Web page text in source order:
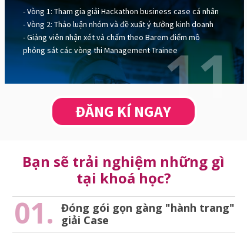
- Vòng 1: Tham gia giải Hackathon business case cá nhân
- Vòng 2: Thảo luận nhóm và đề xuất ý tưởng kinh doanh
- Giảng viên nhận xét và chấm theo Barem điểm mô
phỏng sát các vòng thi Management Trainee11
ĐĂNG KÍ NGAY
01.
Đóng gói gọn gàng "hành trang"
giải Case
Bạn sẽ trải nghiệm những gì
tại khoá học?